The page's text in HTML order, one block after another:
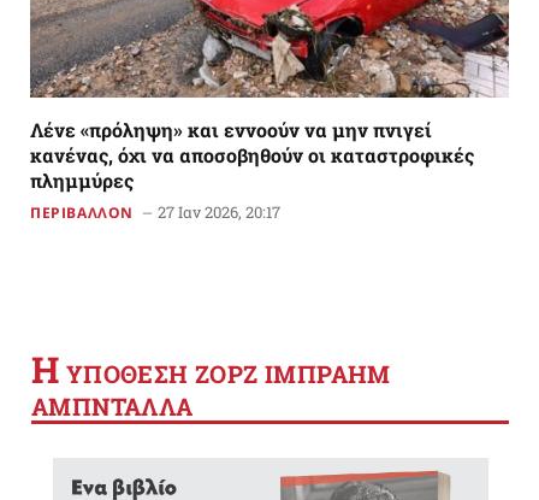
Λένε «πρόληψη» και εννοούν να μην πνιγεί
κανένας, όχι να αποσοβηθούν οι καταστροφικές
πλημμύρες
ΠΕΡΙΒΑΛΛΟΝ 27 Ιαν 2026, 20:17
Η YΠΟΘΕΣΗ ΖΟΡΖ ΙΜΠΡΑΗΜ
ΑΜΠΝΤΑΛΛΑ